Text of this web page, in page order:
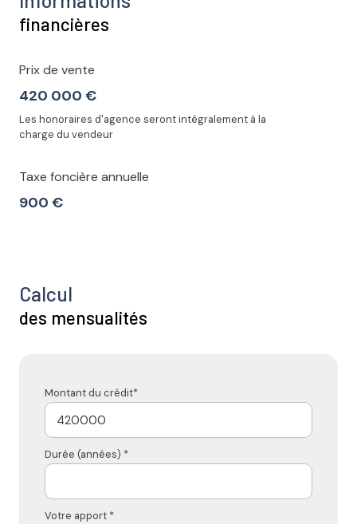
financières
Prix de vente
420 000 €
Les honoraires d'agence seront intégralement à la
charge du vendeur
Taxe foncière annuelle
900 €
Calcul
des mensualités
Montant du crédit*
Durée (années) *
Votre apport *